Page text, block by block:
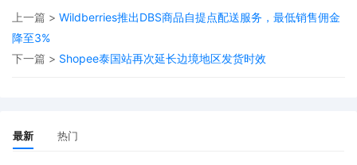
上一篇 > Wildberries推出DBS商品自提点配送服务，最低销售佣金
降至3%
下一篇 > Shopee泰国站再次延长边境地区发货时效
最新 热门